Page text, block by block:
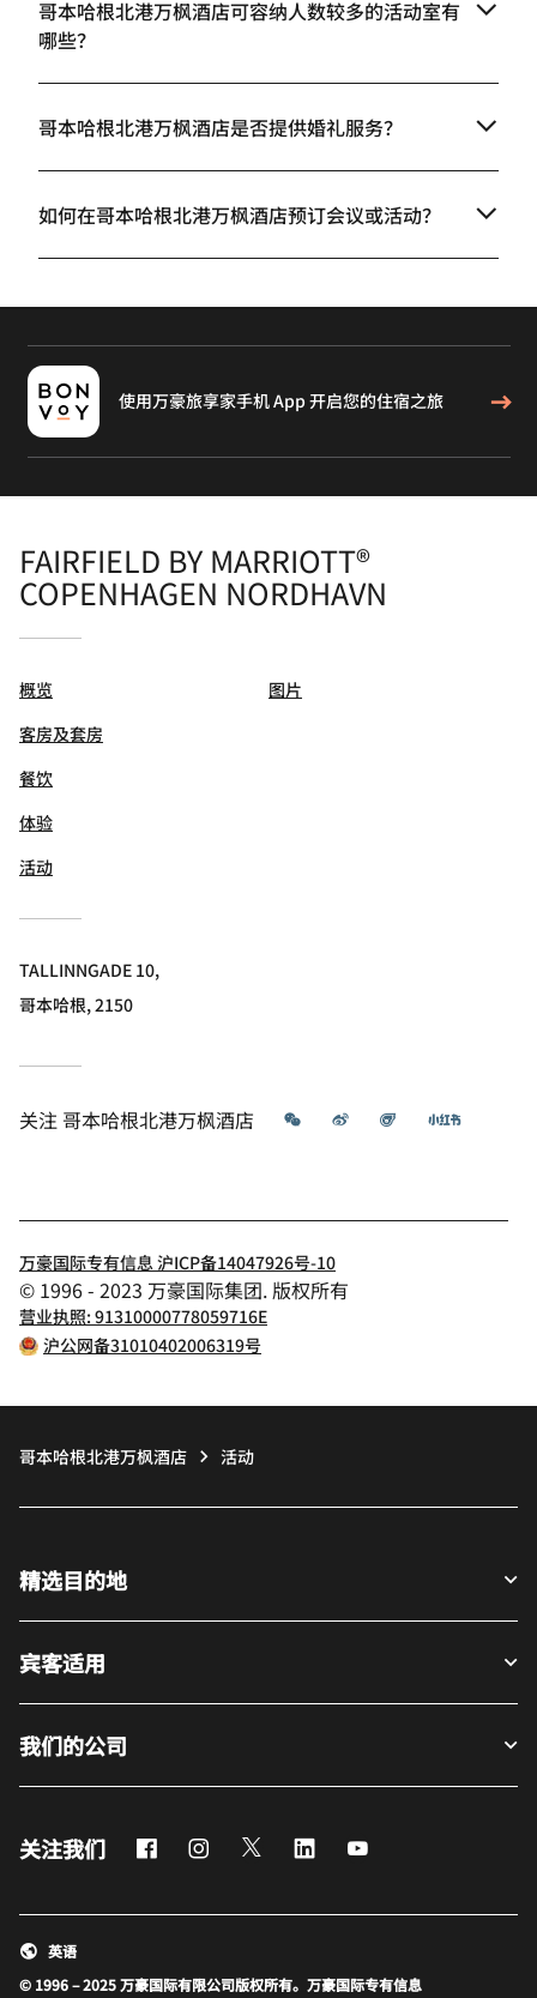
哥本哈根北港万枫酒店可容纳人数较多的活动室有
哪些？
哥本哈根北港万枫酒店是否提供婚礼服务？
如何在哥本哈根北港万枫酒店预订会议或活动？
使用万豪旅享家手机 App 开启您的住宿之旅
FAIRFIELD BY MARRIOTT®
COPENHAGEN NORDHAVN
概览
客房及套房
餐饮
体验
活动
图片
TALLINNGADE 10,
哥本哈根, 2150
关注 哥本哈根北港万枫酒店 微信 微博 飞猪 小红书
万豪国际专有信息 沪ICP备14047926号-10
© 1996 - 2023 万豪国际集团. 版权所有
营业执照: 91310000778059716E
沪公网备31010402006319号
哥本哈根北港万枫酒店 活动
精选目的地
宾客适用
我们的公司
关注我们 FacebookInstagram
Twitter LinkedIn
© 1996 – 2025 万豪国际有限公司版权所有。万豪国际专有信息
英语